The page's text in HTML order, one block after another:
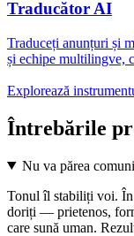
Traducător AI
Traduceți anunțuri și
și echipe multilingve,
Explorează
Întrebările
Nu va părea
Tonul îl stabiliți voi. În
doriți — prietenos,
care sună uman.